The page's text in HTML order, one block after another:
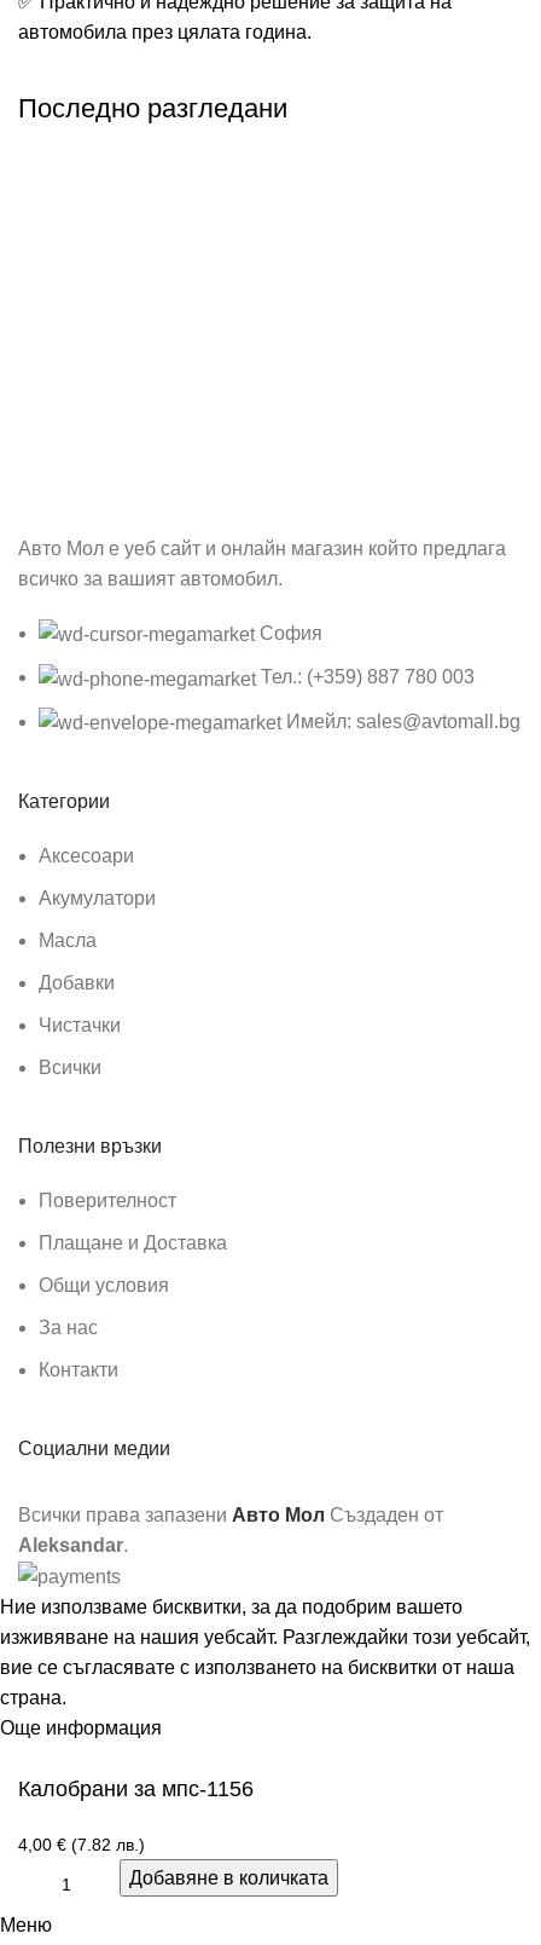
автомобила през цялата година.
Последно разгледани
Авто Мол е уеб сайт и онлайн магазин който предлага
всичко за вашият автомобил.
София
Тел.: (+359) 887 780 003
Имейл: sales@avtomall.bg
Категории
Аксесоари
Акумулатори
Масла
Добавки
Чистачки
Всички
Полезни връзки
Поверителност
Плащане и Доставка
Общи условия
За нас
Контакти
Социални медии
Всички права запазени Авто Мол Създаден от
Aleksandar.
Ние използваме бисквитки, за да подобрим вашето
изживяване на нашия уебсайт. Разглеждайки този уебсайт,
вие се съгласявате с използването на бисквитки от наша
страна.
Още информация
Калобрани за мпс-1156
4,00 € (7.82 лв.)
Добавяне в количката
Меню